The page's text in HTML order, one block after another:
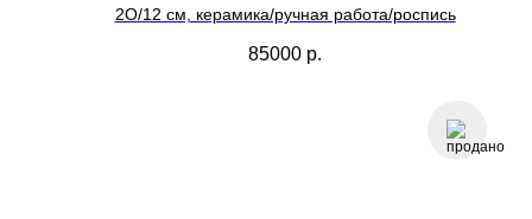
2О/12 см, керамика/ручная работа/роспись
85000 р.